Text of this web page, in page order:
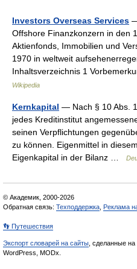
Investors Overseas Services
Offshore Finanzkonzern in den
Aktienfonds, Immobilien und
1970 in weltweit
Inhaltsverzeichnis 1
Wikipedia
Kernkapital — Nach § 10 Abs.
jedes Kreditinstitut
seinen Verpflichtungen
zu können. Eigenmittel in
Eigenkapital in der Bilanz …
© Академик, 2000-2026
Обратная связь: Техподдержка Реклама
👣 Путешествия
Экспорт словарей на сайты , сделанные на
WordPress, MODx.